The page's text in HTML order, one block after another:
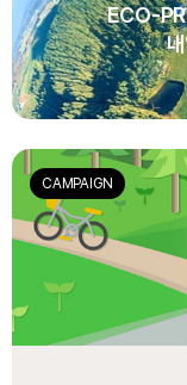
ECO-
CAMPAIGN